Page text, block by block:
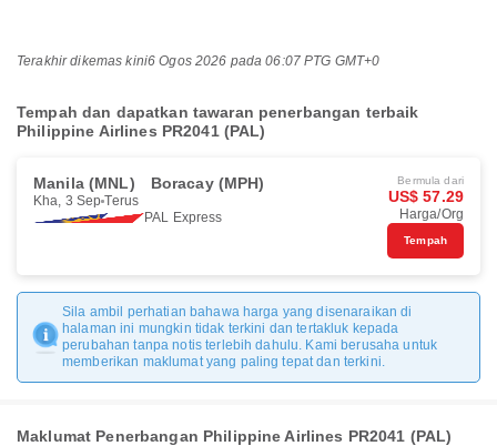
Terakhir dikemas kini6 Ogos 2026 pada 06:07 PTG GMT+0
Tempah dan dapatkan tawaran penerbangan terbaik
Philippine Airlines PR2041 (PAL)
Manila (MNL) Boracay (MPH)
Kha, 3 Sep Terus
PAL Express
Bermula dari
US$ 57.29
Harga/Org
Tempah
Sila ambil perhatian bahawa harga yang disenaraikan di
halaman ini mungkin tidak terkini dan tertakluk kepada
perubahan tanpa notis terlebih dahulu. Kami berusaha untuk
memberikan maklumat yang paling tepat dan terkini.
Maklumat Penerbangan Philippine Airlines PR2041 (PAL)